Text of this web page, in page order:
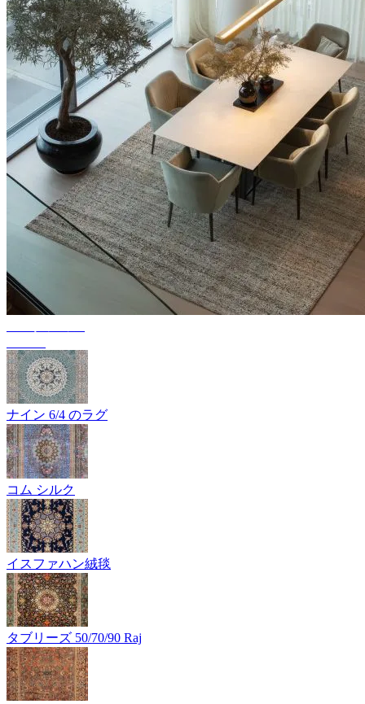
ナイン 6/4 のラグ
コム シルク
イスファハン絨毯
タブリーズ 50/70/90 Raj